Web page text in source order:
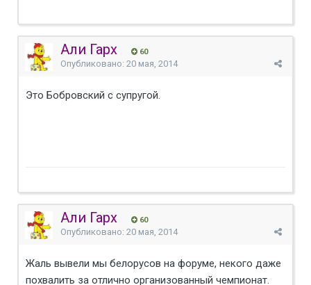
Али Гарх 60
Опубликовано: 20 мая, 2014
Это Бобровский с супругой.
Али Гарх 60
Опубликовано: 20 мая, 2014
Жаль вывели мы белорусов на форуме, некого даже
похвалить за отлично организованный чемпионат.